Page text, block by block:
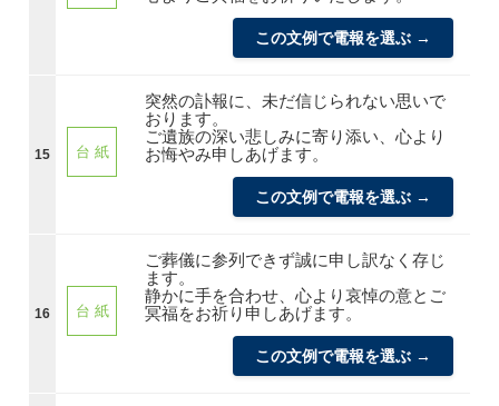
この文例で電報を選ぶ →
15 台 紙
突然の訃報に、未だ信じられない思いで
おります。
ご遺族の深い悲しみに寄り添い、心より
お悔やみ申しあげます。
この文例で電報を選ぶ →
16 台 紙
ご葬儀に参列できず誠に申し訳なく存じ
ます。
静かに手を合わせ、心より哀悼の意とご
冥福をお祈り申しあげます。
この文例で電報を選ぶ →